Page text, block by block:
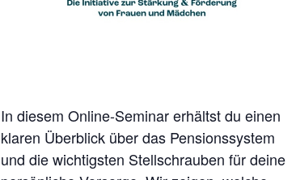
N
E
Z
In diesem Online-Seminar erhältst du einen
klaren Überblick über das Pensionssystem
und die wichtigsten Stellschrauben für deine